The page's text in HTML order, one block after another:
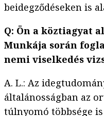
beidegződéseken is
Q: Ön a köztiagyat
Munkája során
nemi viselkedés
A. L.: Az
általánosságban az
túlnyomó többsége